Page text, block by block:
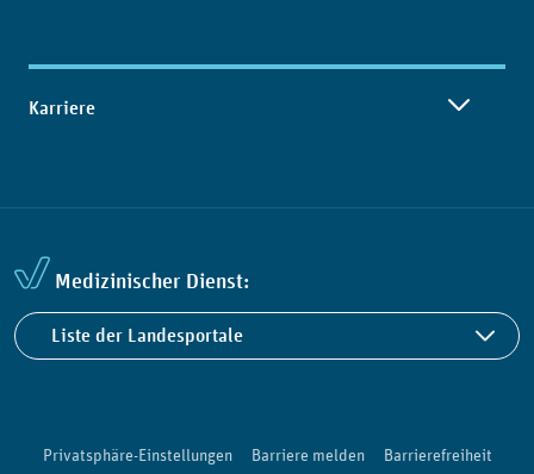
Karriere
Medizinischer Dienst:
Liste der Landesportale
Privatsphäre-Einstellungen Barriere melden Barrierefreiheit